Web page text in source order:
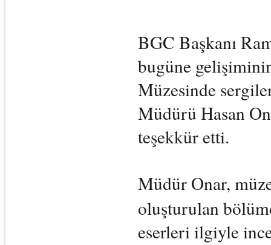
BGC Başkanı
bugüne
Müzesinde
Müdürü Hasan
teşekkür etti.
Müdür Onar,
oluşturulan
eserleri ilgiyle